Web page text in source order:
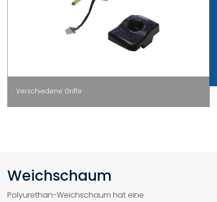
Verschiedene Griffe
Weichschaum
Polyurethan-Weichschaum hat eine